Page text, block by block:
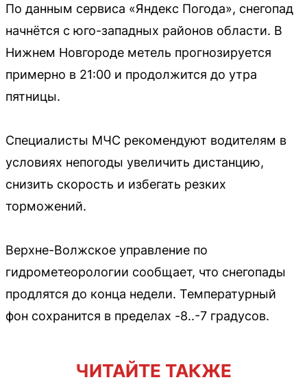
По данным сервиса «Яндекс Погода», снегопад
начнётся с юго-западных районов области. В
Нижнем Новгороде метель прогнозируется
примерно в 21:00 и продолжится до утра
пятницы.
Специалисты МЧС рекомендуют водителям в
условиях непогоды увеличить дистанцию,
снизить скорость и избегать резких
торможений.
Верхне-Волжское управление по
гидрометеорологии сообщает, что снегопады
продлятся до конца недели. Температурный
фон сохранится в пределах -8..-7 градусов.
ЧИТАЙТЕ ТАКЖЕ